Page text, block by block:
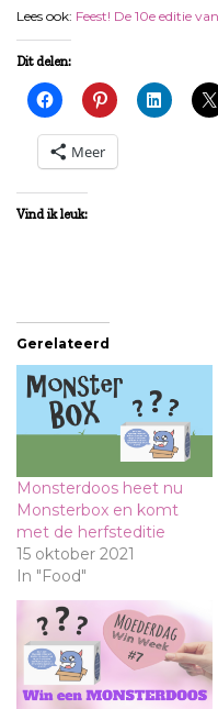
Lees ook: Feest! De 10e editie
Dit delen:
Meer
Vind ik leuk:
Gerelateerd
Monsterdoos heet nu
Monsterbox en komt
met de herfsteditie
15 oktober 2021
In "Food"